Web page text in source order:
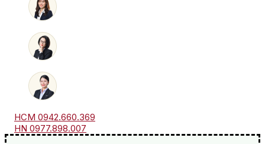
Orchards
Chenin
HCM 0942.660.369
HN 0977.898.007